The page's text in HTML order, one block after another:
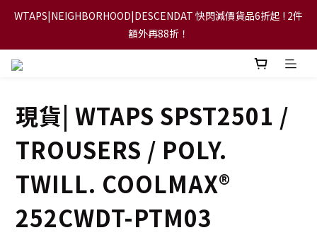
【FLASH SALE 兩件指定現貨產品即享88折】
WTAPS|NEIGHBORHOOD|DESCENDAT 快閃減價貨品6折起 ! 2件
額外再88折！
【立即加入會員，每次消費將可獲禮金回贈下一次使用！】
【FLASH SALE 兩件指定現貨產品即享88折】
現貨| WTAPS SPST2501 /
TROUSERS / POLY.
TWILL. COOLMAX®
252CWDT-PTM03